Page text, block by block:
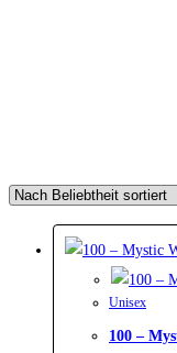
Unisex
100 –